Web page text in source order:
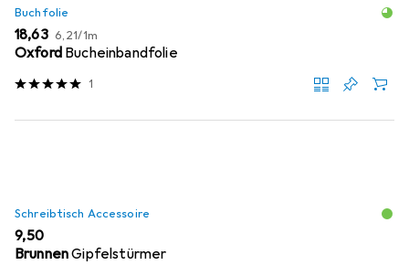
Buchfolie
EUR
18,63 EUR
6,21/1m
Oxford Bucheinbandfolie
1
Schreibtisch Accessoire
EUR
9,50
BrunnenGipfelstürmer